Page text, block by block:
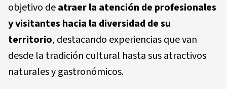
objetivo deatraer la atención de profesionales
y visitantes hacia la diversidad de su
territorio, destacando experiencias que van
desde la tradición cultural hasta sus atractivos
naturales y gastronómicos.